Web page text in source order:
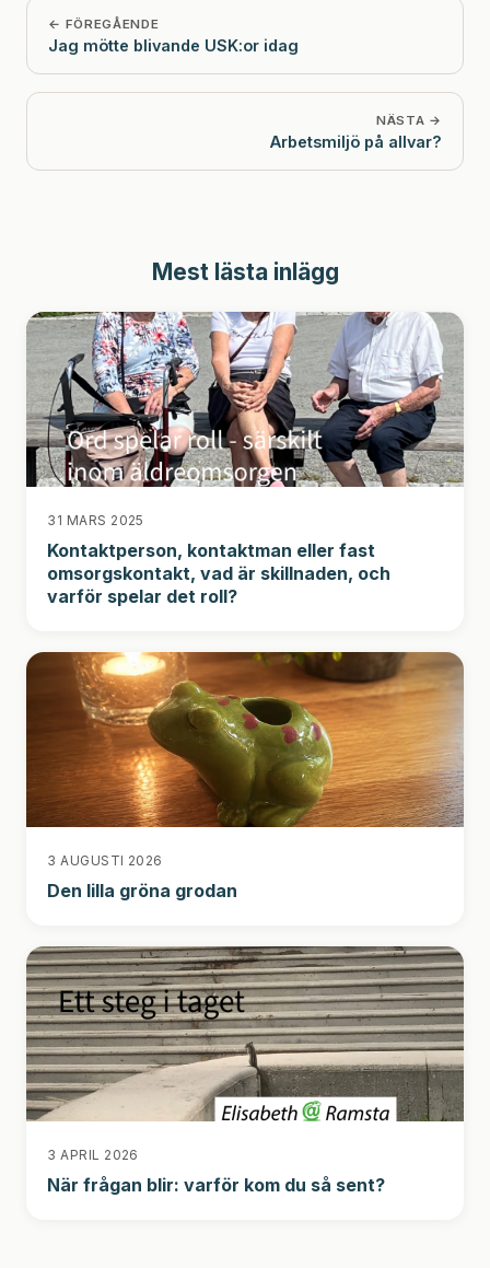
← FÖREGÅENDE
Jag mötte blivande USK:or idag
NÄSTA →
Arbetsmiljö på allvar?
Mest lästa inlägg
31 MARS 2025
Kontaktperson, kontaktman eller fast
omsorgskontakt, vad är skillnaden, och
varför spelar det roll?
3 AUGUSTI 2026
Den lilla gröna grodan
3 APRIL 2026
När frågan blir: varför kom du så sent?